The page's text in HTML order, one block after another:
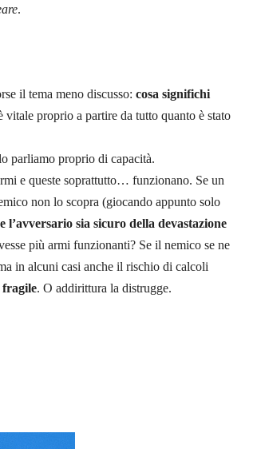
.
il tema meno discusso: cosa significhi
vitale proprio a partire da tutto quanto è stato
parliamo proprio di capacità.
e queste soprattutto… funzionano. Se un
non lo scopra (giocando appunto solo
l’avversario sia sicuro della devastazione
più armi funzionanti? Se il nemico se ne
in alcuni casi anche il rischio di calcoli
fragile. O addirittura la distrugge.